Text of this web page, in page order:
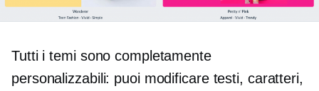
Tutti i temi sono completamente
personalizzabili: puoi modificare testi, caratteri,